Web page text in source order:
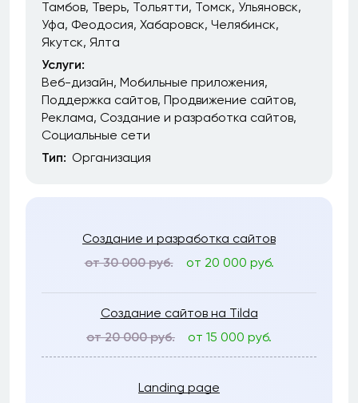
Тамбов Тверь Тольятти Томск Ульяновск
Уфа Феодосия Хабаровск Челябинск
Якутск Ялта
Услуги:
Веб-дизайн Мобильные приложения
Поддержка сайтов Продвижение сайтов
Реклама Создание и разработка сайтов
Социальные сети
Тип: Организация
Создание и разработка сайтов
от 30 000 руб.
от 20 000 руб.
Создание сайтов на Tilda
от 20 000 руб.
от 15 000 руб.
Landing page